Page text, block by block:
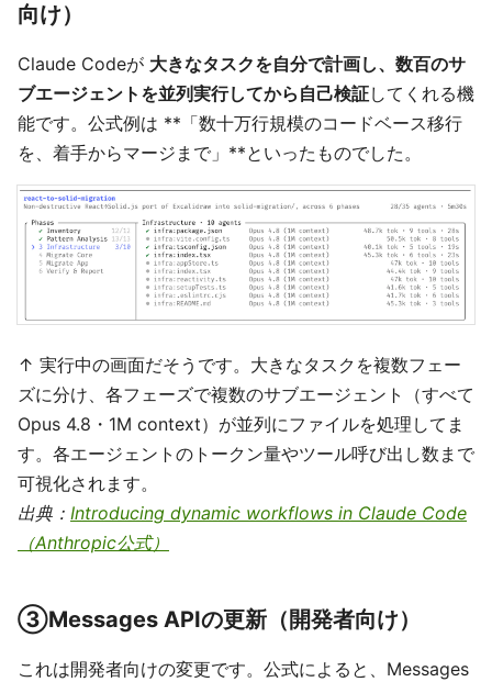
向け）
Claude Codeが 大きなタスクを自分で計画し、数百のサ
ブエージェントを並列実行してから自己検証してくれる機
能です。公式例は **「数十万行規模のコードベース移行
を、着手からマージまで」**といったものでした。
↑ 実行中の画面だそうです。大きなタスクを複数フェー
ズに分け、各フェーズで複数のサブエージェント（すべて
Opus 4.8・1M context）が並列にファイルを処理してま
す。各エージェントのトークン量やツール呼び出し数まで
可視化されます。
出典： Introducing dynamic workflows in Claude Code
（Anthropic公式）
③Messages APIの更新（開発者向け）
これは開発者向けの変更です。公式によると、Messages